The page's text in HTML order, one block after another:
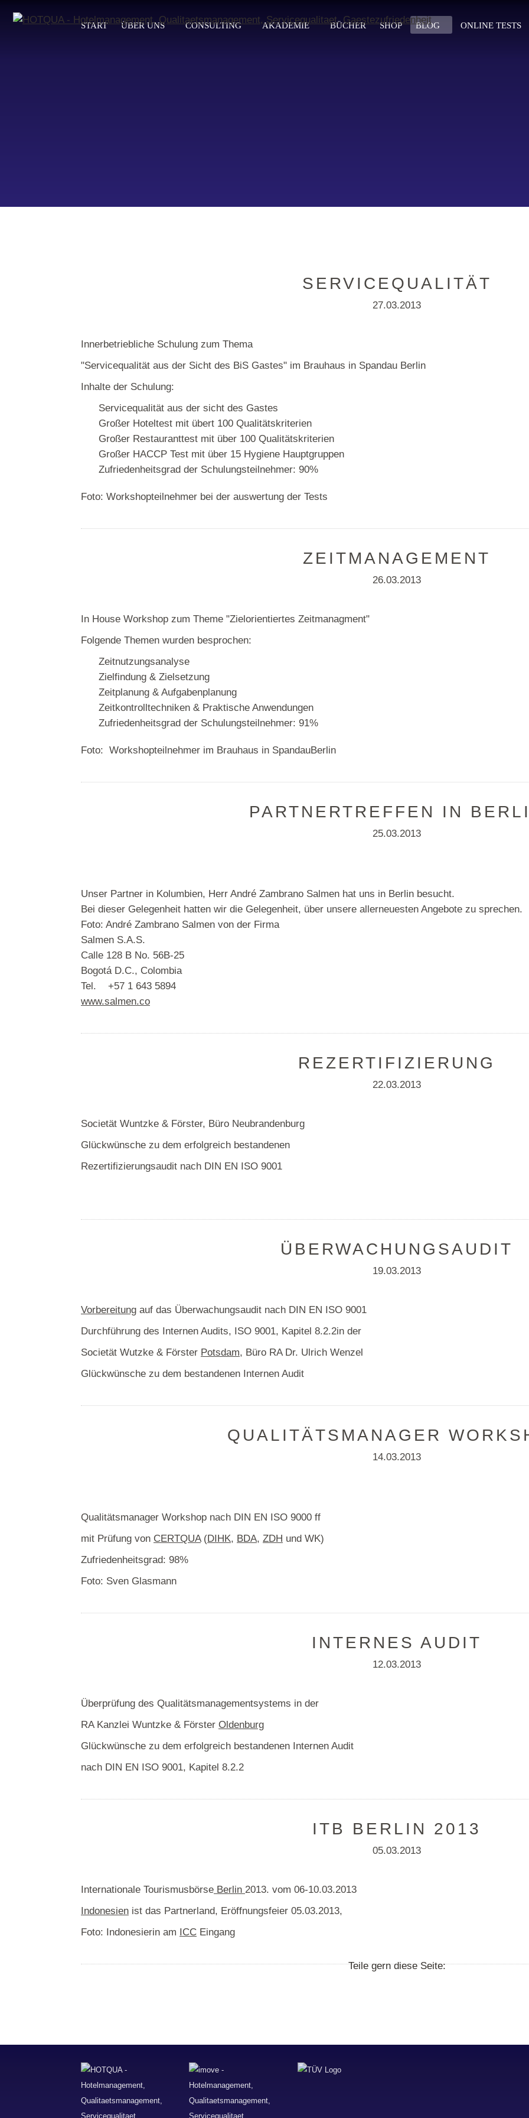
START ÜBER UNS CONSULTING AKADEMIE BÜCHER SHOP BLOG ONLINE TESTS
SERVICEQUALITÄT
27.03.2013
Innerbetriebliche Schulung zum Thema
"Servicequalität aus der Sicht des BiS Gastes" im Brauhaus in Spandau Berlin
Inhalte der Schulung:
Servicequalität aus der sicht des Gastes
Großer Hoteltest mit übert 100 Qualitätskriterien
Großer Restauranttest mit über 100 Qualitätskriterien
Großer HACCP Test mit über 15 Hygiene Hauptgruppen
Zufriedenheitsgrad der Schulungsteilnehmer: 90%
Foto: Workshopteilnehmer bei der auswertung der Tests
ZEITMANAGEMENT
26.03.2013
In House Workshop zum Theme "Zielorientiertes Zeitmanagment"
Folgende Themen wurden besprochen:
Zeitnutzungsanalyse
Zielfindung & Zielsetzung
Zeitplanung & Aufgabenplanung
Zeitkontrolltechniken & Praktische Anwendungen
Zufriedenheitsgrad der Schulungsteilnehmer: 91%
Foto: Workshopteilnehmer im Brauhaus in SpandauBerlin
PARTNERTREFFEN IN
25.03.2013
Unser Partner in Kolumbien, Herr André Zambrano Salmen hat uns in Berlin besucht.
Bei dieser Gelegenheit hatten wir die Gelegenheit, über unsere allerneuesten Angebote zu sprechen.
Foto: André Zambrano Salmen von der Firma
Salmen S.A.S.
Calle 128 B No. 56B-25
Bogotá D.C., Colombia
Tel. +57 1 643 5894
www.salmen.co
REZERTIFIZIERUNG
22.03.2013
Societät Wuntzke & Förster, Büro Neubrandenburg
Glückwünsche zu dem erfolgreich bestandenen
Rezertifizierungsaudit nach DIN EN ISO 9001
ÜBERWACHUNGSAUDIT
19.03.2013
Vorbereitung auf das Überwachungsaudit nach DIN EN ISO 9001
Durchführung des Internen Audits, ISO 9001, Kapitel 8.2.2in der
Societät Wutzke & Förster Potsdam, Büro RA Dr. Ulrich Wenzel
Glückwünsche zu dem bestandenen Internen Audit
QUALITÄTSMANAGER
14.03.2013
Qualitätsmanager Workshop nach DIN EN ISO 9000 ff
mit Prüfung von CERTQUA(DIHK, BDA, ZDH und WK)
Zufriedenheitsgrad: 98%
Foto: Sven Glasmann
INTERNES AUDIT
12.03.2013
Überprüfung des Qualitätsmanagementsystems in der
RA Kanzlei Wuntzke & Förster Oldenburg
Glückwünsche zu dem erfolgreich bestandenen Internen Audit
nach DIN EN ISO 9001, Kapitel 8.2.2
ITB BERLIN 2013
05.03.2013
Internationale Tourismusbörse Berlin 2013. vom 06-10.03.2013
Indonesien ist das Partnerland, Eröffnungsfeier 05.03.2013,
Foto: Indonesierin am ICC Eingang
Teile gern diese Seite: